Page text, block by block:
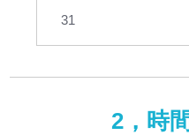
31
2，時